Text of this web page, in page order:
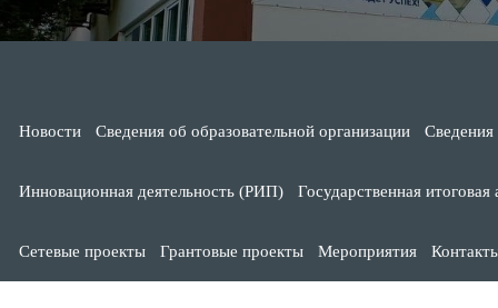
Новости Сведения об образовательной организации Сведения
Инновационная деятельность (РИП) Государственная итоговая
Сетевые проекты Грантовые проекты Мероприятия